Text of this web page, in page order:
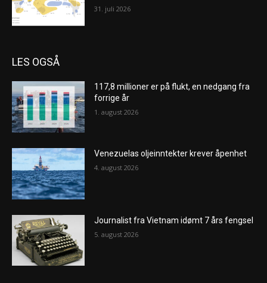
31. juli 2026
LES OGSÅ
117,8 millioner er på flukt, en nedgang fra
forrige år
1. august 2026
Venezuelas oljeinntekter krever åpenhet
4. august 2026
Journalist fra Vietnam idømt 7 års fengsel
5. august 2026